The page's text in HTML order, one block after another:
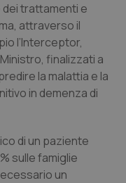
Collo
trattamenti e
attraverso il
l’Interceptor,
finalizzati a
la malattia e la
in demenza di
di un paziente
sulle famiglie
un